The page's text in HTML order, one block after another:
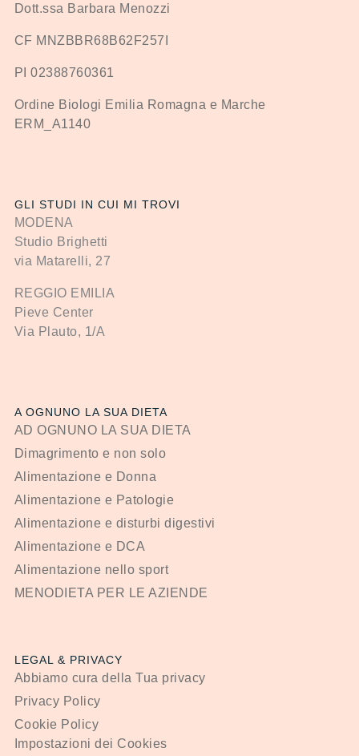
Dott.ssa Barbara Menozzi
CF MNZBBR68B62F257I
PI 02388760361
Ordine Biologi Emilia Romagna e Marche
ERM_A1140
GLI STUDI IN CUI MI TROVI
MODENA
Studio Brighetti
via Matarelli, 27
REGGIO EMILIA
Pieve Center
Via Plauto, 1/A
A OGNUNO LA SUA DIETA
AD OGNUNO LA SUA DIETA
Dimagrimento e non solo
Alimentazione e Donna
Alimentazione e Patologie
Alimentazione e disturbi digestivi
Alimentazione e DCA
Alimentazione nello sport
MENODIETA PER LE AZIENDE
LEGAL & PRIVACY
Abbiamo cura della Tua privacy
Privacy Policy
Cookie Policy
Impostazioni dei Cookies